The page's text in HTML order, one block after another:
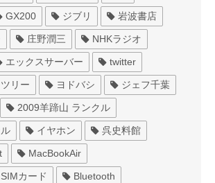
GX200 ジブリ 岩波書店
庄野潤三 NHKラジオ
エックスサーバー twitter
リー ヨドバシ ジェフ千葉
2009羊蹄山 ランクル
イヤホン 呉史料館
MacBookAir
カード Bluetooth